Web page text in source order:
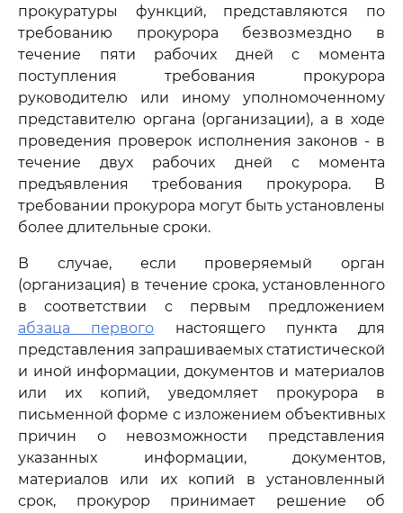
прокуратуры функций, представляются по
требованию прокурора безвозмездно в
течение пяти рабочих дней с момента
поступления требования прокурора
руководителю или иному уполномоченному
представителю органа (организации), а в ходе
проведения проверок исполнения законов - в
течение двух рабочих дней с момента
предъявления требования прокурора. В
требовании прокурора могут быть установлены
более длительные сроки.
В случае, если проверяемый орган
(организация) в течение срока, установленного
в соответствии с первым предложением
абзаца первого настоящего пункта для
представления запрашиваемых статистической
и иной информации, документов и материалов
или их копий, уведомляет прокурора в
письменной форме с изложением объективных
причин о невозможности представления
указанных информации, документов,
материалов или их копий в установленный
срок, прокурор принимает решение об